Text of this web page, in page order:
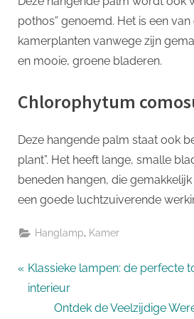
pothos” genoemd. Het is een
kamerplanten vanwege zijn
en mooie, groene bladeren.
Chlorophytum
Deze hangende palm staat ook
plant”. Het heeft lange, smalle
beneden hangen, die
een goede luchtzuiverende
Hanglamp Kamer
Bericht
navigatie
P
r
Klassieke lampen: de perfecte
interieur
N
Ontdek de Veelzijdige